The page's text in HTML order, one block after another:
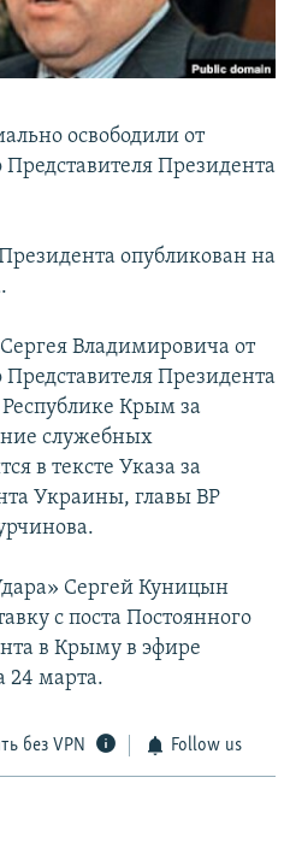
освободили от
Президента
опубликован на
Владимировича от
Президента
Крым за
служебных
в тексте Указа за
Украины, главы ВР
Сергей Куницын
с поста Постоянного
в Крыму в эфире
24 марта.
без VPN Follow us